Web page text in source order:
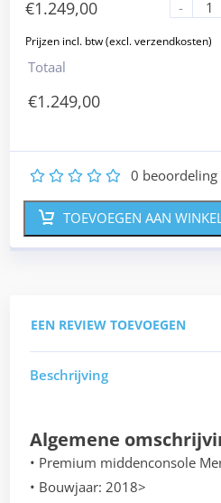
€1.249,00
-
Totaal
€1.249,00
5
4
3
2 0 beoordeling
TOEVOEGEN AAN
EEN REVIEW TOEVOEGEN
Beschrijving
Algemene
• Premium middenconsole
• Bouwjaar: 2018>